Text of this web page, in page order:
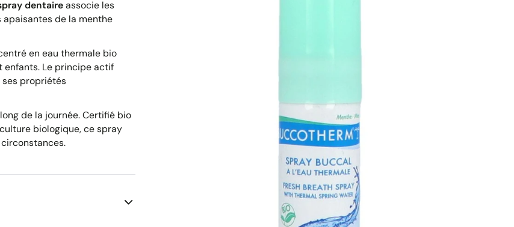
dentaireassocie les
de la menthe
en eau thermale bio
enfants. Le principe actif
propriétés
de la journée. Certifié bio
biologique, ce spray